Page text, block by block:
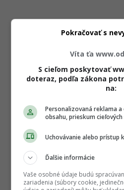
Víta ťa
S cieľom poskytovať
doteraz, podľa zákona
na:
Personalizovaná reklama
obsahu, prieskum
Uchovávanie alebo prístup
Ďalšie informácie
Vaše osobné údaje budú
zariadenia (súbory cookie,
Pokračovať s